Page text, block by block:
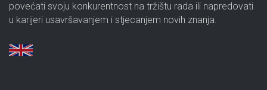
povećati svoju konkurentnost na tržištu rada ili napredovati
u karijeri usavršavanjem i stjecanjem novih znanja.